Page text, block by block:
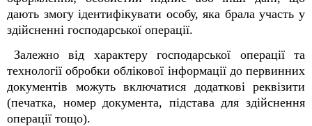
дають змогу ідентифікувати особу, яка брала участь у
здійсненні господарської операції.
Залежно від характеру господарської операції та
технології обробки облікової інформації до первинних
документів можуть включатися додаткові реквізити
(печатка, номер документа, підстава для здійснення
операції тощо).